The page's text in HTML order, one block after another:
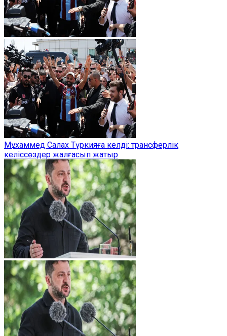
Мұхаммед Салах Түркияға келді: трансферлік
келіссөздер жалғасып жатыр